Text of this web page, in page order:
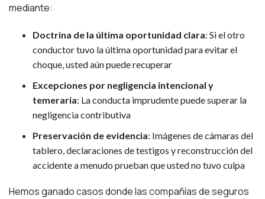
mediante:
Doctrina de la última oportunidad clara: Si el otro
conductor tuvo la última oportunidad para evitar el
choque, usted aún puede recuperar
Excepciones por negligencia intencional y
temeraria: La conducta imprudente puede superar la
negligencia contributiva
Preservación de evidencia: Imágenes de cámaras del
tablero, declaraciones de testigos y reconstrucción del
accidente a menudo prueban que usted no tuvo culpa
Hemos ganado casos donde las compañías de seguros